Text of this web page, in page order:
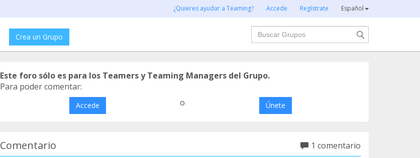
¿Quieres ayudar a Teaming? Accede Regístrate Español
Crea un Grupo
Buscar
Este foro sólo es para los Teamers y Teaming Managers del Grupo.
Para poder comentar:
Accede o Únete
Comentario
1 comentario